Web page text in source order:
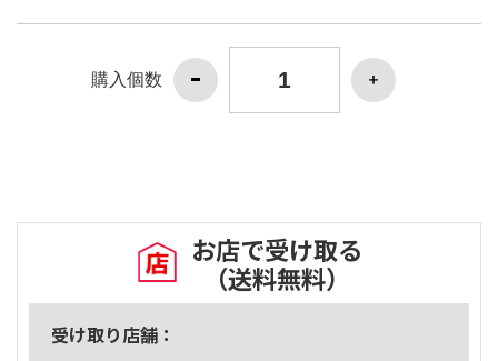
購入個数
お店で受け取る
（送料無料）
受け取り店舗：